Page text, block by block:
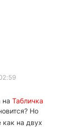
на Табличка
Но
как на двух